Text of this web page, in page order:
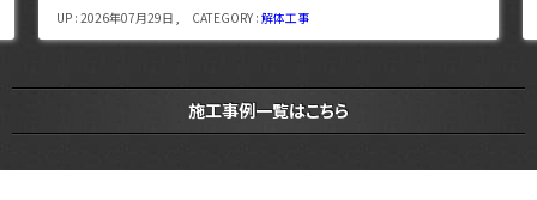
UP : 2026年07月29日 , CATEGORY :解体工事
施工事例一覧はこちら